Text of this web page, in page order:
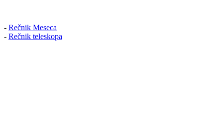
- Rečnik Meseca
- Rečnik teleskopa